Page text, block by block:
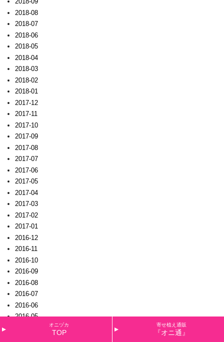
2018-08
2018-07
2018-06
2018-05
2018-04
2018-03
2018-02
2018-01
2017-12
2017-11
2017-10
2017-09
2017-08
2017-07
2017-06
2017-05
2017-04
2017-03
2017-02
2017-01
2016-12
2016-11
2016-10
2016-09
2016-08
2016-07
2016-06
2016-05
オニヅカ
TOP
寄せ植え通販
『オニ通』